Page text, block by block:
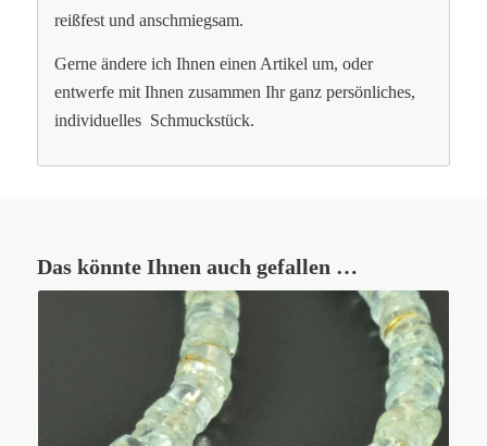
reißfest und anschmiegsam.
Gerne ändere ich Ihnen einen Artikel um, oder
entwerfe mit Ihnen zusammen Ihr ganz persönliches,
individuelles Schmuckstück.
Das könnte Ihnen auch gefallen …